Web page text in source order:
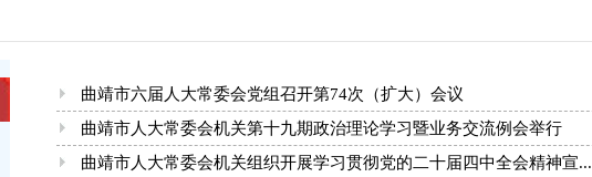
曲靖市六届人大常委会党组召开第74次（扩大）会议
曲靖市人大常委会机关第十九期政治理论学习暨业务交流例会举行
曲靖市人大常委会机关组织开展学习贯彻党的二十届四中全会精神宣...